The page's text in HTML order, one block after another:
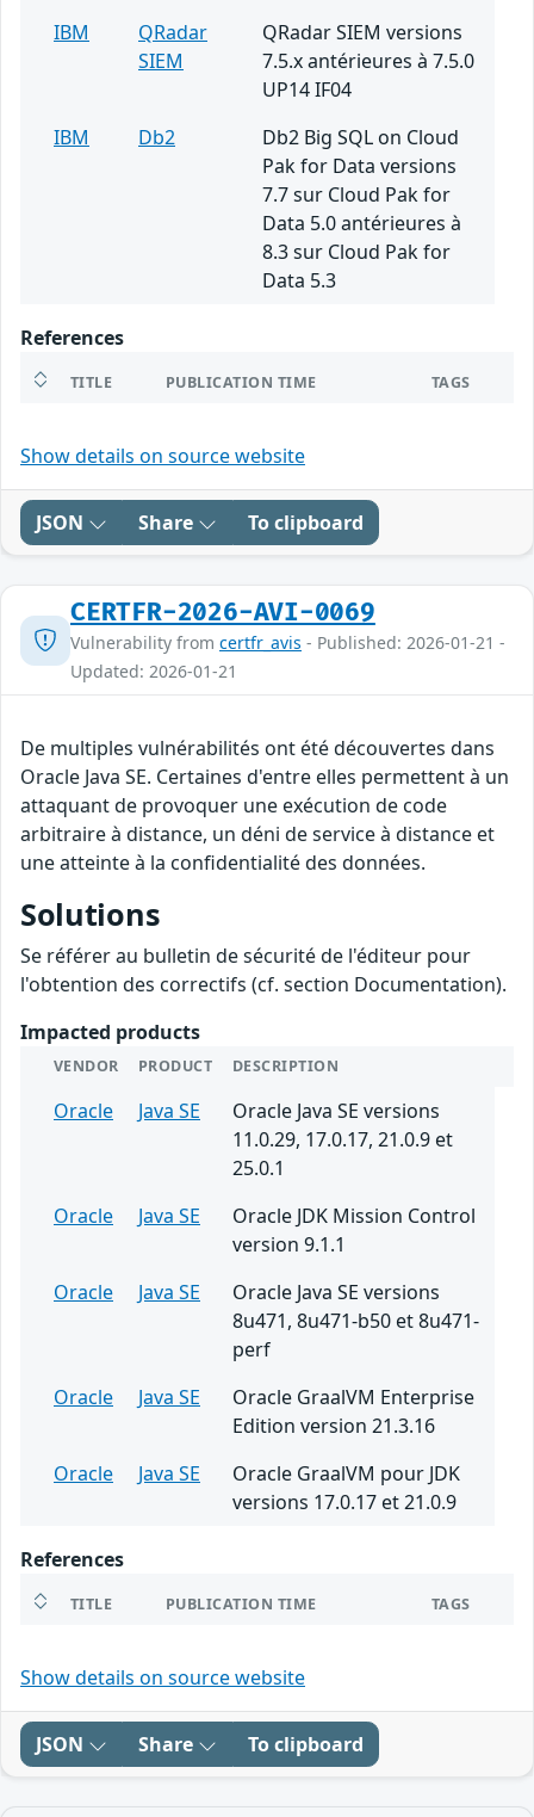
IBM
QRadar
SIEM
QRadar SIEM versions
7.5.x antérieures à 7.5.0
UP14 IF04
IBM
Db2
Db2 Big SQL on Cloud
Pak for Data versions
7.7 sur Cloud Pak for
Data 5.0 antérieures à
8.3 sur Cloud Pak for
Data 5.3
References
TITLE PUBLICATION TIME TAGS
Show details on source website
JSON Share To clipboard
CERTFR-2026-AVI-0069
Vulnerability from certfr_avis - Published: 2026-01-21 -
Updated: 2026-01-21
De multiples vulnérabilités ont été découvertes dans
Oracle Java SE. Certaines d'entre elles permettent à un
attaquant de provoquer une exécution de code
arbitraire à distance, un déni de service à distance et
une atteinte à la confidentialité des données.
Solutions
Se référer au bulletin de sécurité de l'éditeur pour
l'obtention des correctifs (cf. section Documentation).
Impacted products
VENDOR PRODUCT DESCRIPTION
Oracle Java SE
Oracle Java SE versions
11.0.29, 17.0.17, 21.0.9 et
25.0.1
Oracle
Java SE
Oracle JDK Mission Control
version 9.1.1
Oracle
Java SE
Oracle Java SE versions
8u471, 8u471-b50 et 8u471-
perf
Oracle
Java SE
Oracle GraalVM Enterprise
Edition version 21.3.16
Oracle
Java SE
Oracle GraalVM pour JDK
versions 17.0.17 et 21.0.9
References
TITLE PUBLICATION TIME TAGS
Show details on source website
JSON Share To clipboard